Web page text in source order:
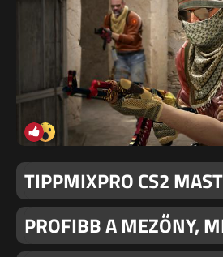
TIPPMIXPRO CS2
PROFIBB A MEZŐNY,